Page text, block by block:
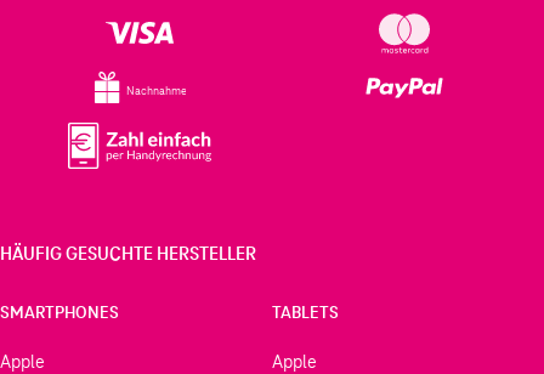
Nachnahme
HÄUFIG GESUCHTE HERSTELLER
SMARTPHONES
Apple
TABLETS
Apple